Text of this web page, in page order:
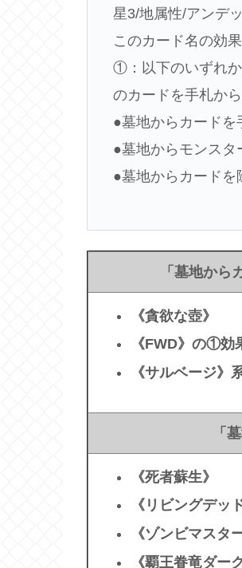
星3/地属性/アンデ
このカード名の効
①：以下のいずれか
のカードを手札か
●墓地からカードを
●墓地からモンスタ
●墓地からカードを
「墓地か
《貪欲な壺》
《FWD》の①効
《サルベージ》
「
《死者蘇生》
《リビングデッ
《ゾンビマスタ
《覇王眷竜ダー